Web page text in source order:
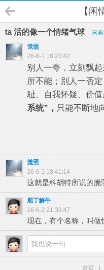
【闲
ta 活的像一个情绪气球 只
觉照
26-6-1 18:23:42
别人一夸，立刻飘
所不能；别人一否
耻、自我怀疑、价
系统”， 只能不断地
觉照
26-6-1 18:41:14
这就是科胡特所说的脆
庖丁解牛
26-6-2 21:39:47
现在，有个名称，叫做
首页